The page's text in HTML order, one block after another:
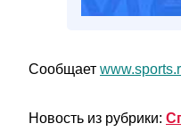
Сообщает
Новость из рубрики: